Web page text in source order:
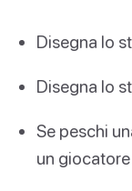
Disegna lo
Disegna lo
Se peschi
un